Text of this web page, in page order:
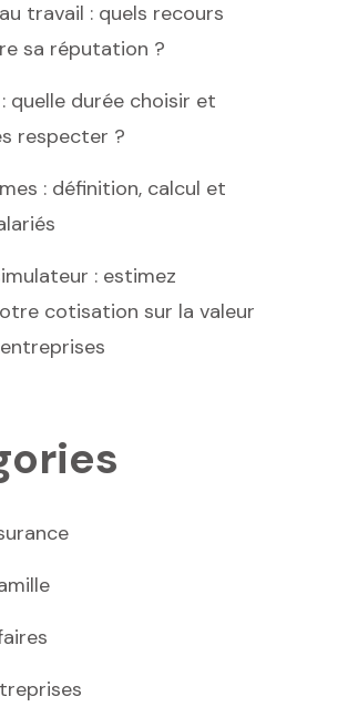
travail : quels recours
sa réputation ?
quelle durée choisir et
respecter ?
: définition, calcul et
: estimez
cotisation sur la valeur